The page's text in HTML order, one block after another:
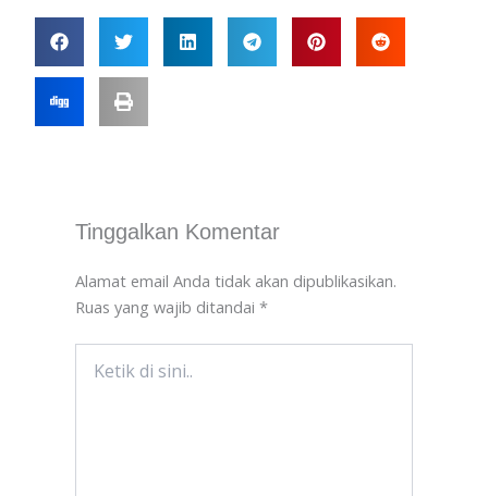
Tinggalkan Komentar
Alamat email Anda tidak akan dipublikasikan.
Ruas yang wajib ditandai *